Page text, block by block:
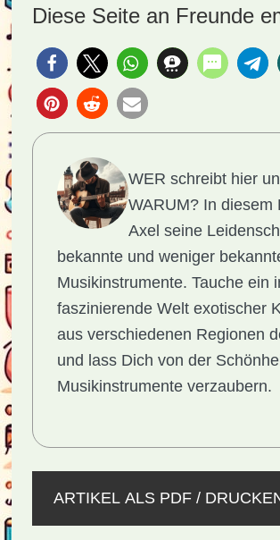
Diese Seite an Freunde
WER schreibt hier
WARUM?In diesem
Axel seine
bekannte und weniger
Musikinstrumente. Tauche ein
faszinierende Welt exotischer
aus verschiedenen Regionen
und lass Dich von der
Musikinstrumente verzaubern.
ARTIKEL ALS PDF /